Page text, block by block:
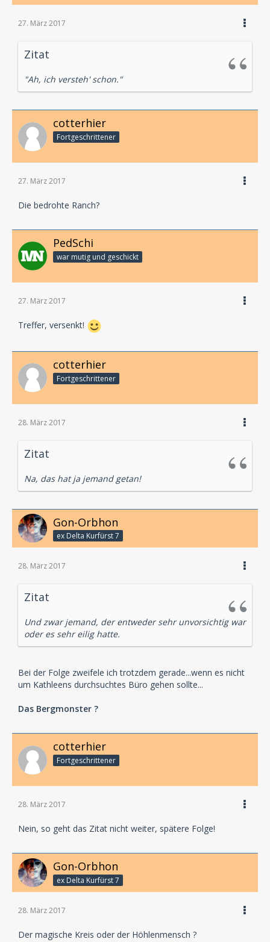
27. März 2017
Zitat
"Ah, ich versteh' schon."
cotterhier
Fortgeschrittener
27. März 2017
Die bedrohte Ranch?
PedSchi
war mutig und geschickt
27. März 2017
Treffer, versenkt!
cotterhier
Fortgeschrittener
28. März 2017
Zitat
Na, das hat ja jemand getan!
Gon-Orbhon
ex Delta Kurfürst 7
28. März 2017
Zitat
Und zwar jemand, der entweder sehr unvorsichtig war
oder es sehr eilig hatte.
Bei der Folge zweifele ich trotzdem gerade...wenn es nicht
um Kathleens durchsuchtes Büro gehen sollte...
Das Bergmonster ?
cotterhier
Fortgeschrittener
28. März 2017
Nein, so geht das Zitat nicht weiter, spätere Folge!
Gon-Orbhon
ex Delta Kurfürst 7
28. März 2017
Der magische Kreis oder der Höhlenmensch ?